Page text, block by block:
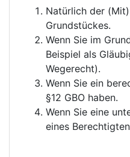
Natürlich der
Grundstückes.
Wenn Sie im
Beispiel als
Wegerecht).
Wenn Sie ein
§12 GBO haben.
Wenn Sie eine
eines